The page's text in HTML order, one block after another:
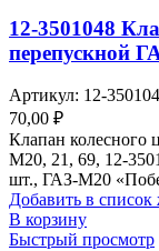
12-3501048
перепускной
Артикул: 12-
70,00 ₽
Клапан колесного
М20, 21, 69, 12-
шт., ГАЗ-М20
Добавить в список
В корзину
Быстрый просмотр